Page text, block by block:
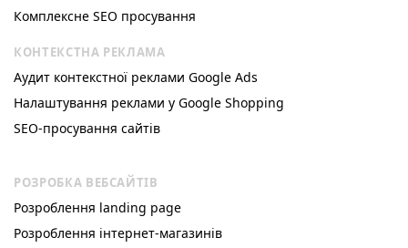
Комплексне SEO просування
КОНТЕКСТНА РЕКЛАМА
Аудит контекстної реклами Google Ads
Налаштування реклами у Google Shopping
SEO-просування сайтів
РОЗРОБКА ВЕБСАЙТІВ
Розроблення landing page
Розроблення інтернет-магазинів